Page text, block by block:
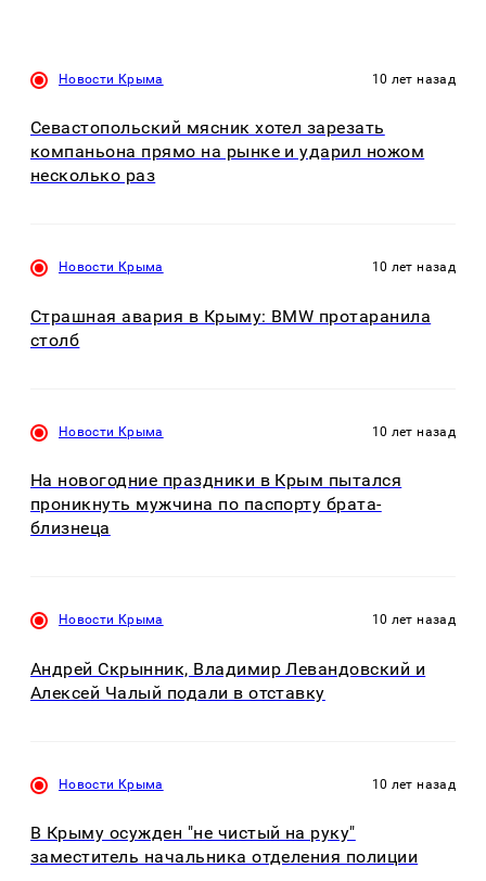
Новости Крыма 10 лет назад
Севастопольский мясник хотел зарезать
компаньона прямо на рынке и ударил ножом
несколько раз
Новости Крыма 10 лет назад
Страшная авария в Крыму: BMW протаранила
столб
Новости Крыма 10 лет назад
На новогодние праздники в Крым пытался
проникнуть мужчина по паспорту брата-
близнеца
Новости Крыма 10 лет назад
Андрей Скрынник, Владимир Левандовский и
Алексей Чалый подали в отставку
Новости Крыма 10 лет назад
В Крыму осужден "не чистый на руку"
заместитель начальника отделения полиции